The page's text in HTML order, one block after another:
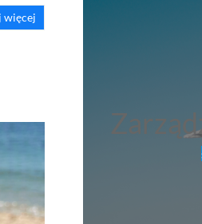
więcej